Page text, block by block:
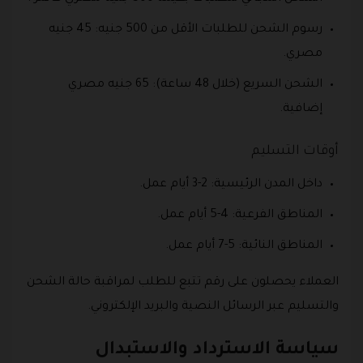
رسوم الشحن للطلبات الأقل من 500 جنيه: 45 جنيه
مصري.
الشحن السريع (خلال 48 ساعة): 65 جنيه مصري
إضافية.
أوقات التسليم
داخل المدن الرئيسية: 2-3 أيام عمل.
المناطق الفرعية: 4-5 أيام عمل.
المناطق النائية: 5-7 أيام عمل.
العملاء يحصلون على رقم تتبع للطلب لمراقبة حالة الشحن
والتسليم عبر الرسائل النصية والبريد الإلكتروني.
سياسة الاسترداد والاستبدال